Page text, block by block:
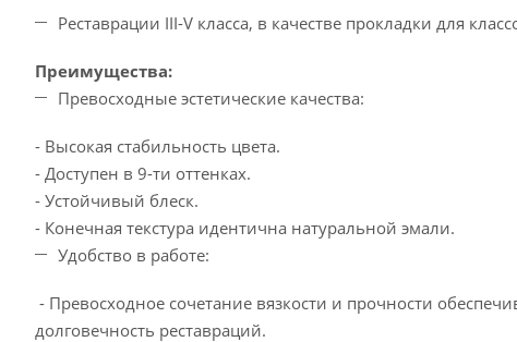
Реставрации III-V класса, в качестве прокладки для
Преимущества:
Превосходные эстетические качества:
- Высокая стабильность цвета.
- Доступен в 9-ти оттенках.
- Устойчивый блеск.
- Конечная текстура идентична натуральной эмали.
Удобство в работе:
- Превосходное сочетание вязкости и прочности
долговечность реставраций.